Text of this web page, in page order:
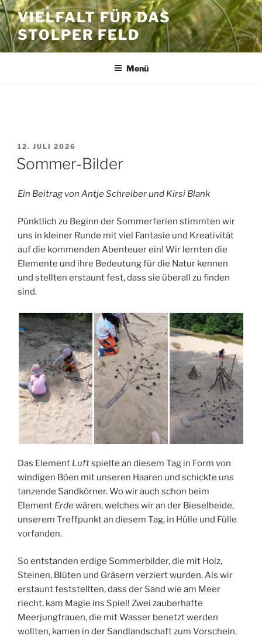
Zum
Inhalt
springen
VIELFALT FÜR DAS
STOLPER FELD
Menü
VERÖFFENTLICHT
AM
12. JULI 2026
Sommer-Bilder
Ein Beitrag von Antje Schreiber und Kirsi Blank
Pünktlich zu Beginn der Sommerferien stimmten wir
uns in kleiner Runde mit viel Fantasie und Kreativität
auf die kommenden Abenteuer ein! Wir lernten die
Elemente und ihre Bedeutung für die Natur kennen
und stellten erstaunt fest, dass sie überall zu finden
sind.
Das Element Luftspielte an diesem Tag in Form von
windigen Böen mit unseren Haaren und schickte uns
tanzende Sandkörner. Wo wir auch schon beim
Element Erdewären, welches wir an der Bieselheide,
unserem Treffpunkt an diesem Tag, in Hülle und Fülle
vorfanden.
So entstanden erdige Sommerbilder, die mit Holz,
Steinen, Blüten und Gräsern verziert wurden. Als wir
erstaunt feststellten, dass der Sand wie am Meer
riecht, kam Magie ins Spiel! Zwei zauberhafte
Meerjungfrauen, die mit Wasser benetzt werden
wollten, kamen in der Sandlandschaft zum Vorschein.